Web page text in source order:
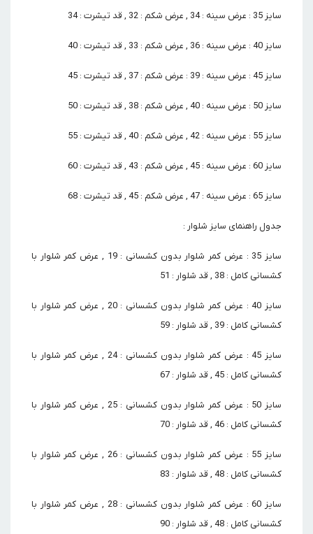
سایز 35 : عرض سینه : 34 , عرض شکم : 32 , قد تیشرت : 34
سایز 40 : عرض سینه : 36 , عرض شکم : 33 , قد تیشرت : 40
سایز 45 : عرض سینه : 39 : عرض شکم : 37 , قد تیشرت : 45
سایز 50 : عرض سینه : 40 , عرض شکم : 38 , قد تیشرت : 50
سایز 55 : عرض سینه : 42 , عرض شکم : 40 , قد تیشرت : 55
سایز 60 : عرض سینه : 45 , عرض شکم : 43 , قد تیشرت : 60
سایز 65 : عرض سینه : 47 , عرض شکم : 45 , قد تیشرت : 68
جدول راهنمای سایز شلوار :
سایز 35 : عرض کمر شلوار بدون کشسانی : 19 , عرض کمر شلوار با
کشسانی کامل : 38 , قد شلوار : 51
سایز 40 : عرض کمر شلوار بدون کشسانی : 20 , عرض کمر شلوار با
کشسانی کامل : 39 , قد شلوار : 59
سایز 45 : عرض کمر شلوار بدون کشسانی : 24 , عرض کمر شلوار با
کشسانی کامل : 45 , قد شلوار : 67
سایز 50 : عرض کمر شلوار بدون کشسانی : 25 , عرض کمر شلوار با
کشسانی کامل : 46 , قد شلوار : 70
سایز 55 : عرض کمر شلوار بدون کشسانی : 26 , عرض کمر شلوار با
کشسانی کامل : 48 , قد شلوار : 83
سایز 60 : عرض کمر شلوار بدون کشسانی : 28 , عرض کمر شلوار با
کشسانی کامل : 48 , قد شلوار : 90